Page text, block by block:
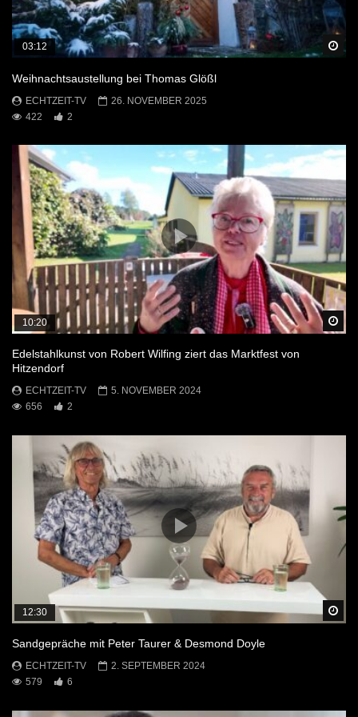
03:12
Weihnachtsaustellung bei Thomas Glößl
ECHTZEIT-TV
26. NOVEMBER 2025
422
2
10:20
Edelstahlkunst von Robert Wilfing ziert das Marktfest von
Hitzendorf
ECHTZEIT-TV
5. NOVEMBER 2024
656
2
12:30
Sandgepräche mit Peter Taurer & Desmond Doyle
ECHTZEIT-TV
2. SEPTEMBER 2024
579
6